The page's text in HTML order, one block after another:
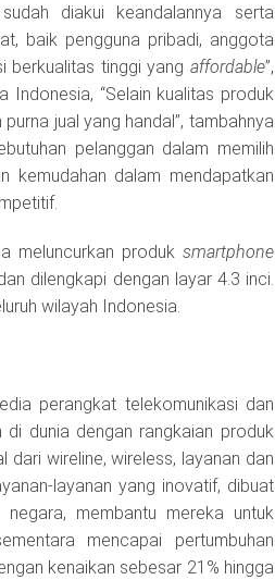
diakui keandalannya serta
baik pengguna pribadi, anggota
berkualitas tinggi yang affordable”,
Indonesia, “Selain kualitas produk
jual yang handal”, tambahnya
pelanggan dalam memilih
kemudahan dalam mendapatkan
meluncurkan produk smartphone
dilengkapi dengan layar 4.3 inci.
wilayah Indonesia.
perangkat telekomunikasi dan
di dunia dengan rangkaian produk
wireline, wireless, layanan dan
layanan yang inovatif, dibuat
membantu mereka untuk
mencapai pertumbuhan
kenaikan sebesar 21% hingga